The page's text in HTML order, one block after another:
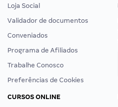
Loja Social
Validador de documentos
Conveniados
Programa de Afiliados
Trabalhe Conosco
Preferências de Cookies
CURSOS ONLINE